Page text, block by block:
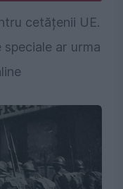
cetățenii UE.
ar urma